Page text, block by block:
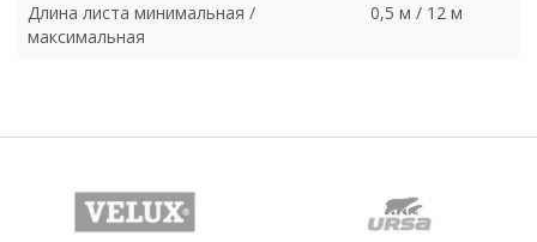
Длина листа минимальная /
максимальная
0,5 м / 12 м